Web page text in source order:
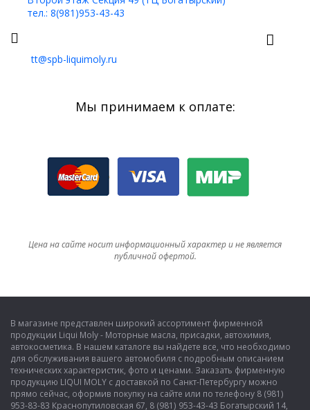
тел.: 8(981)953-43-43
tt@spb-liquimoly.ru
Мы принимаем к оплате:
Цена на сайте носит информационный характер и не является
публичной офертой.
В магазине представлен широкий ассортимент фирменной
продукции Liqui Moly - Моторные масла, присадки, автохимия,
автокосметика. В нашем каталоге вы найдете все, что необходимо
для обслуживания вашего автомобиля с подробным описанием
технических характеристик, фото и ценами. Заказать фирменную
продукцию LIQUI MOLY с доставкой по Санкт-Петербургу можно
прямо сейчас, оформив покупку на сайте или по телефону 8 (981)
953-83-83 Краснопутиловская 67, 8 (981) 953-43-43 Богатырский 14,